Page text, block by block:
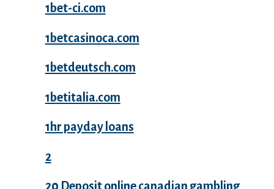
1bet-ci.com
1betcasinoca.com
1betdeutsch.com
1betitalia.com
1hr payday loans
2
20 Deposit online canadian gambling